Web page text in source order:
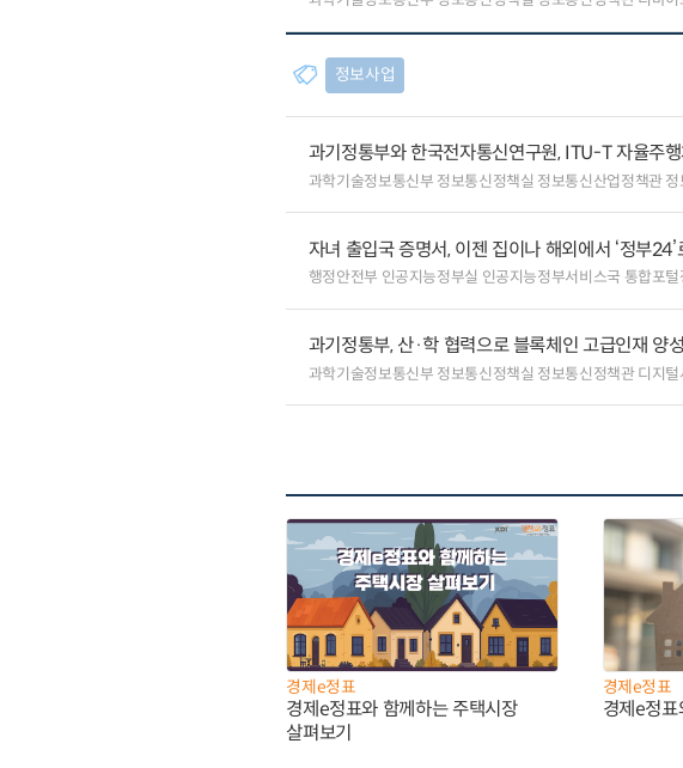
정보사업
과기정통부와 한국전자통신연구원, ITU-T 자율주
과학기술정보통신부 정보통신정책실 정보통신산업정책관
자녀 출입국 증명서, 이젠 집이나 해외에서 ‘정부
행정안전부 인공지능정부실 인공지능정부서비스국 통합포
과기정통부, 산·학 협력으로 블록체인 고급인재 양
과학기술정보통신부 정보통신정책실 정보통신정책관 디지
경제e정표
경제e정표와 함께하는 주택시장
살펴보기
경제e정표
경제e정